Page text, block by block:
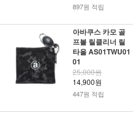
897원 적립
아바쿠스 카모 골
프볼 릴클리너 릴
타올 AS01TWU01
01
25,000원
14,900원
447원 적립